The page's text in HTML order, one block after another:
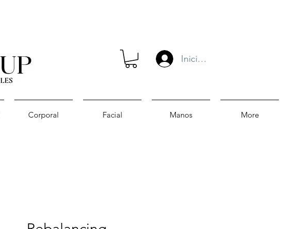
Iniciar sesión
Corporal Facial Manos More